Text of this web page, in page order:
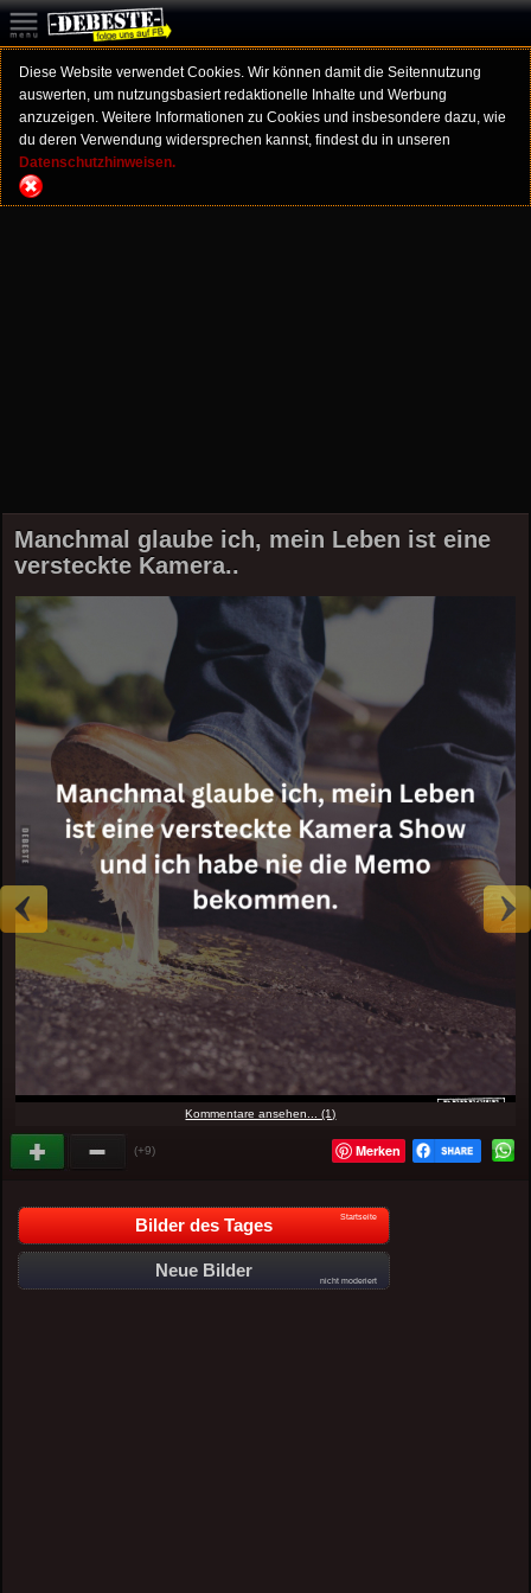
Diese Website verwendet Cookies. Wir können damit die Seitennutzung
auswerten, um nutzungsbasiert redaktionelle Inhalte und Werbung
anzuzeigen. Weitere Informationen zu Cookies und insbesondere dazu, wie
du deren Verwendung widersprechen kannst, findest du in unseren
Datenschutzhinweisen.
Manchmal glaube ich, mein Leben ist eine
versteckte Kamera..
Kommentare ansehen... (1)
(+9) Merken
Bilder des Tages Startseite
Neue Bilder
nicht moderiert